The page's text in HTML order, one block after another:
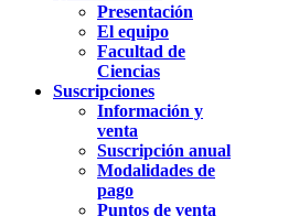
Presentación
El equipo
Facultad de
Ciencias
Suscripciones
Información y
venta
Suscripción anual
Modalidades de
pago
Puntos de venta